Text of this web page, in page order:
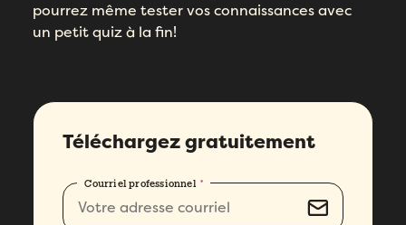
pourrez même tester vos connaissances avec
un petit quiz à la fin!
Téléchargez gratuitement
Courriel professionnel *